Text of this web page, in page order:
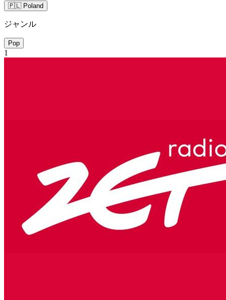
🇵🇱 Poland
ジャンル
Pop
1